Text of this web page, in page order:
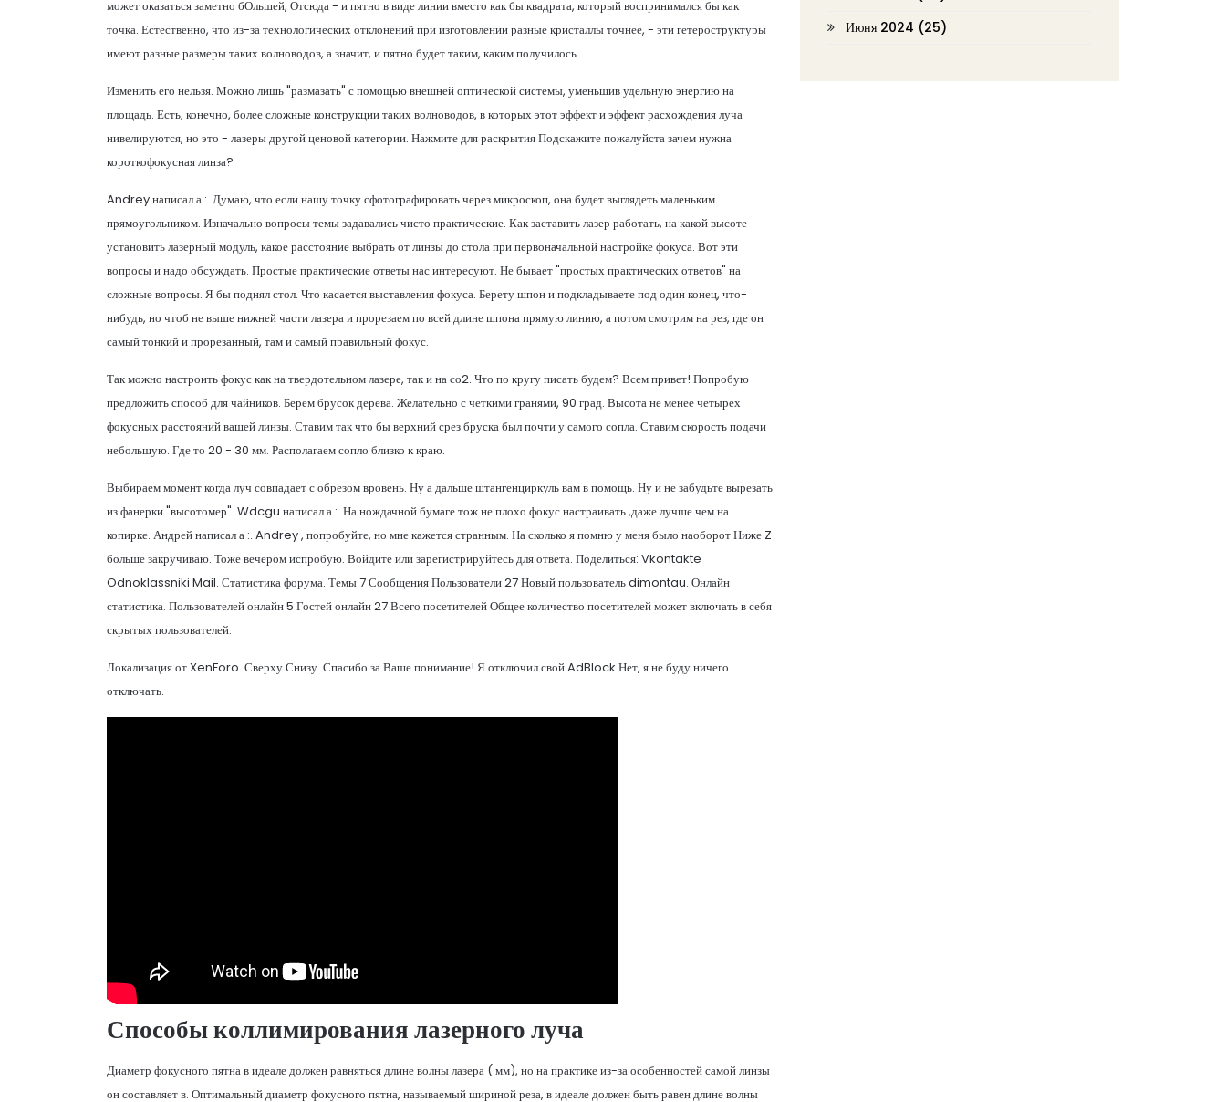
может оказаться заметно бОльшей, Отсюда - и пятно в виде линии вместо как бы квадрата, который воспринимался бы как
точка. Естественно, что из-за технологических отклонений при изготовлении разные кристаллы точнее, - эти гетероструктуры
имеют разные размеры таких волноводов, а значит, и пятно будет таким, каким получилось.
Изменить его нельзя. Можно лишь "размазать" с помощью внешней оптической системы, уменьшив удельную энергию на
площадь. Есть, конечно, более сложные конструкции таких волноводов, в которых этот эффект и эффект расхождения луча
нивелируются, но это - лазеры другой ценовой категории. Нажмите для раскрытия Подскажите пожалуйста зачем нужна
короткофокусная линза?
Andrey написал а :. Думаю, что если нашу точку сфотографировать через микроскоп, она будет выглядеть маленьким
прямоугольником. Изначально вопросы темы задавались чисто практические. Как заставить лазер работать, на какой высоте
установить лазерный модуль, какое расстояние выбрать от линзы до стола при первоначальной настройке фокуса. Вот эти
вопросы и надо обсуждать. Простые практические ответы нас интересуют. Не бывает "простых практических ответов" на
сложные вопросы. Я бы поднял стол. Что касается выставления фокуса. Берету шпон и подкладываете под один конец, что-
нибудь, но чтоб не выше нижней части лазера и прорезаем по всей длине шпона прямую линию, а потом смотрим на рез, где он
самый тонкий и прорезанный, там и самый правильный фокус.
Так можно настроить фокус как на твердотельном лазере, так и на со2. Что по кругу писать будем? Всем привет! Попробую
предложить способ для чайников. Берем брусок дерева. Желательно с четкими гранями, 90 град. Высота не менее четырех
фокусных расстояний вашей линзы. Ставим так что бы верхний срез бруска был почти у самого сопла. Ставим скорость подачи
небольшую. Где то 20 - 30 мм. Располагаем сопло близко к краю.
Выбираем момент когда луч совпадает с обрезом вровень. Ну а дальше штангенциркуль вам в помощь. Ну и не забудьте вырезать
из фанерки "высотомер". Wdcgu написал а :. На нождачной бумаге тож не плохо фокус настраивать ,даже лучше чем на
копирке. Андрей написал а :. Andrey , попробуйте, но мне кажется странным. На сколько я помню у меня было наоборот Ниже Z
больше закручиваю. Тоже вечером испробую. Войдите или зарегистрируйтесь для ответа. Поделиться: Vkontakte
Odnoklassniki Mail. Статистика форума. Темы 7 Сообщения Пользователи 27 Новый пользователь dimontau. Онлайн
статистика. Пользователей онлайн 5 Гостей онлайн 27 Всего посетителей Общее количество посетителей может включать в себя
скрытых пользователей.
Локализация от XenForo. Сверху Снизу. Спасибо за Ваше понимание! Я отключил свой AdBlock Нет, я не буду ничего
отключать.
Способы коллимирования лазерного луча
Диаметр фокусного пятна в идеале должен равняться длине волны лазера ( мм), но на практике из-за особенностей самой линзы
он составляет в. Оптимальный диаметр фокусного пятна, называемый шириной реза, в идеале должен быть равен длине волны
Июня 2024 (25)